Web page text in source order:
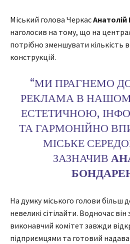
Міський голова Черкас
наголосив на тому, що на
потрібно зменшувати кількість
конструкцій.
“МИ ПРАГНЕМО
РЕКЛАМА В
ЕСТЕТИЧНОЮ,
ТА ГАРМОНІЙНО
МІСЬКЕ
ЗАЗНАЧИВ
На думку міського голови
невеликі сітілайти. Водночас
виконавчий комітет завжди
підприємцями та готовий